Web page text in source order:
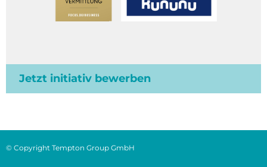
Jetzt initiativ bewerben
© Copyright Tempton Group GmbH